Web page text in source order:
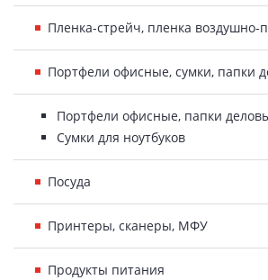
Пленка-стрейч, пленка воздушно-
Портфели офисные, сумки, папки
Портфели офисные, папки
Сумки для ноутбуков
Посуда
Принтеры, сканеры, МФУ
Продукты питания